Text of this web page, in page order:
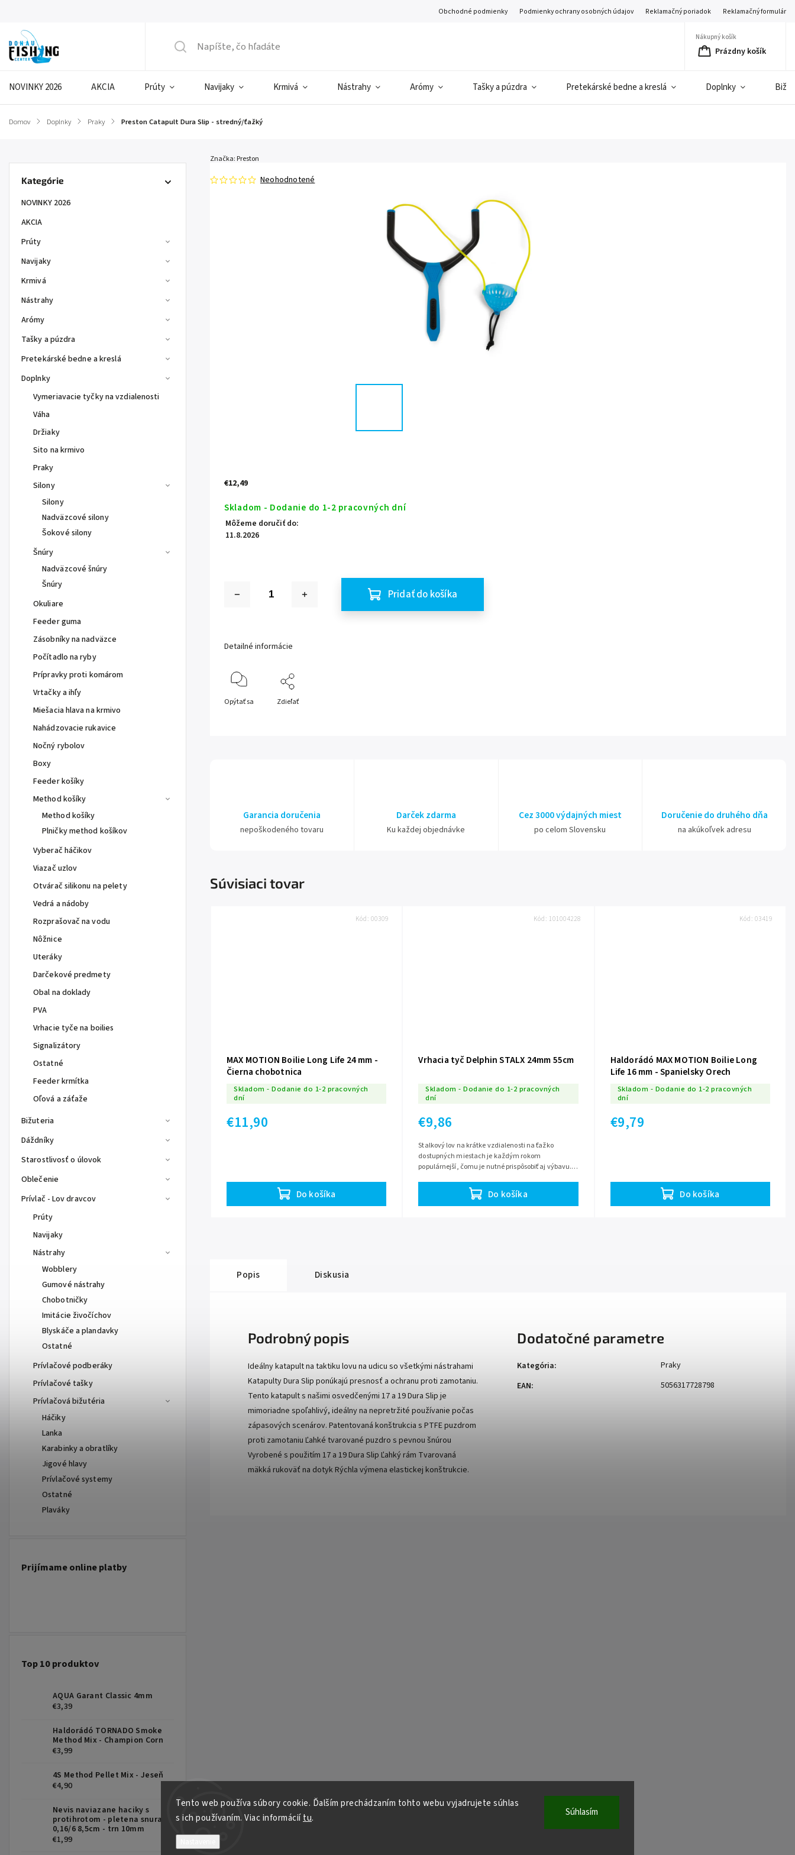
Tento web používa súbory cookie. Ďalším prechádzaním tohto webu vyjadrujete súhlas
s ich používaním. Viac informáciítu. Súhlasím
Obchodné podmienky Podmienky ochrany osobných údajov Reklamačný poriadok Reklamačný formulár
Nákupný košík
Prázdny košík
NOVINKY 2026 AKCIA Prúty Navijaky Krmivá Nástrahy Arómy Tašky a púzdra Pretekárské bedne a kreslá Doplnky
Domov / Doplnky / Praky / Preston Catapult Dura Slip - stredný/ťažký
Kategórie
NOVINKY 2026
AKCIA
Prúty
Navijaky
Krmivá
Nástrahy
Arómy
Tašky a púzdra
Pretekárské bedne a kreslá
Doplnky
Vymeriavacie tyčky na vzdialenosti
Váha
Držiaky
Sito na krmivo
Praky
Silony
Silony
Nadväzcové silony
Šokové silony
Šnúry
Nadväzcové šnúry
Šnúry
Okuliare
Feeder guma
Zásobníky na nadväzce
Počítadlo na ryby
Prípravky proti komárom
Vrtačky a ihľy
Miešacia hlava na krmivo
Nahádzovacie rukavice
Nočný rybolov
Boxy
Feeder košíky
Method košíky
Method košíky
Plničky method košíkov
Vyberač háčikov
Viazač uzlov
Otvárač silikonu na pelety
Vedrá a nádoby
Rozprašovač na vodu
Nôžnice
Uteráky
Darčekové predmety
Obal na doklady
PVA
Vrhacie tyče na boilies
Signalizátory
Ostatné
Feeder krmítka
Oľová a záťaže
Bižuteria
Dáždníky
Starostlivosť o úlovok
Oblečenie
Prívlač - Lov dravcov
Prúty
Navijaky
Nástrahy
Wobblery
Gumové nástrahy
Chobotničky
Imitácie živočíchov
Blyskáče a plandavky
Ostatné
Prívlačové podberáky
Prívlačové tašky
Prívlačová bižutéria
Háčiky
Lanka
Karabinky a obratlíky
Jigové hlavy
Prívlačové systemy
Ostatné
Plaváky
Prijímame online platby
Top 10 produktov
AQUA Garant Classic 4mm
€3,39
Haldorádó TORNADO Smoke
Method Mix - Champion Corn
€3,99
4S Method Pellet Mix - Jeseň
€4,90
Nevis naviazane haciky s
protihrotom - pletena snura
0,16/6 8,5cm - trn 10mm
€1,99
Neohodnotené
Značka: Preston
€12,49
Skladom - Dodanie do 1-2 pracovných dní
Môžeme doručiť do:
11.8.2026
Pridať do košíka
Detailné informácie
Opýtať sa Zdieľať
Garancia doručenia
nepoškodeného tovaru
Darček zdarma
Ku každej objednávke
Cez 3000 výdajných miest
po celom Slovensku
Doručenie do druhého dňa
na akúkoľvek adresu
Súvisiaci tovar
MAX MOTION Boilie Long Life 24 mm -
Čierna chobotnica
Skladom - Dodanie do 1-2 pracovných
dní
€11,90
Do košíka
Kód:00309
Vrhacia tyč Delphin STALX 24mm 55cm
Skladom - Dodanie do 1-2 pracovných
dní
€9,86
Do košíka
Stalkový lov na krátke vzdialenosti na ťažko
dostupných miestach je každým rokom
populárnejší, čomu je nutné prispôsobiť aj výbavu.
Kód: 101004228
Haldorádó MAX MOTION Boilie Long
Life 16 mm - Spanielsky Orech
Skladom - Dodanie do 1-2 pracovných
dní
€9,79
Do košíka
Kód: 03419
Popis Diskusia
Podrobný popis
Ideálny katapult na taktiku lovu na udicu so všetkými nástrahami
Katapulty Dura Slip ponúkajú presnosť a ochranu proti zamotaniu.
Tento katapult s našimi osvedčenými 17 a 19 Dura Slip je
mimoriadne spoľahlivý, ideálny na nepretržité používanie počas
zápasových scenárov. Patentovaná konštrukcia s PTFE puzdrom
proti zamotaniu Ľahké tvarované puzdro s pevnou šnúrou
Vyrobené s použitím 17 a 19 Dura Slip Ľahký rám Tvarovaná
mäkká rukoväť na dotyk Rýchla výmena elastickej konštrukcie.
Dodatočné parametre
Kategória:
Praky
EAN: 5056317728798